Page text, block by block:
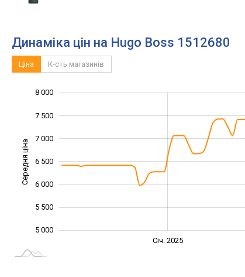
Динаміка цін на Hugo Boss 1512680
Ціна К-сть магазинів
Середня ціна 5 000
5 000
5 500
6 000
6 500
7 000
7 500
8 000
Січ. 2025